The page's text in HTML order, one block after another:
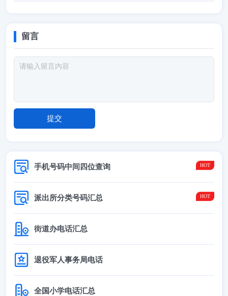
留言
手机号码中间四位查询
派出所分类号码汇总
街道办电话汇总
退役军人事务局电话
全国小学电话汇总